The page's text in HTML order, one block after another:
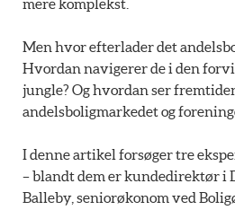
mere komplekst.
Men hvor efterlader det
Hvordan navigerer de i den
jungle? Og hvordan ser
andelsboligmarkedet og
I denne artikel forsøger tre
– blandt dem er kundedirektør i
Balleby, seniorøkonom ved